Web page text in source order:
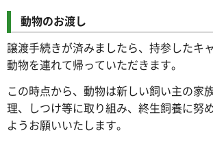
動物のお渡し
譲渡手続きが済みましたら、持参したキ
動物を連れて帰っていただきます。
この時点から、動物は新しい飼い主の家
理、しつけ等に取り組み、終生飼養に努
ようお願いいたします。